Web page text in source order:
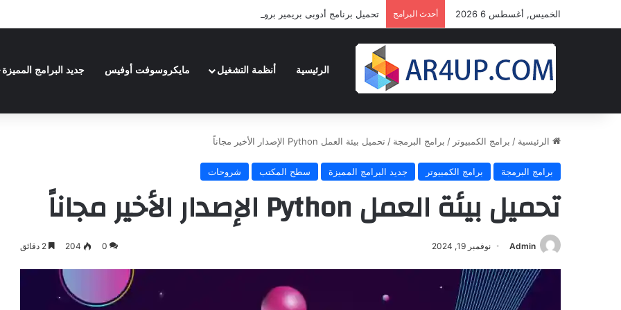
الخميس, أغسطس 6 2026 أحدث البرامج تحميل برنامج أدوبى بريمير برو 2024 | Adobe Premiere Pro 2024
الرئيسية أنظمة التشغيل مايكروسوفت أوفيس جديد البرامج المميزة
الرئيسية / برامج الكمبيوتر / برامج البرمجة / تحميل بيئة العمل Python الإصدار الأخير مجاناً
برامج البرمجة برامج الكمبيوتر جديد البرامج المميزة سطح المكتب شروحات
تحميل بيئة العمل Python الإصدار الأخير مجاناً
Admin نوفمبر 19, 2024 0
204